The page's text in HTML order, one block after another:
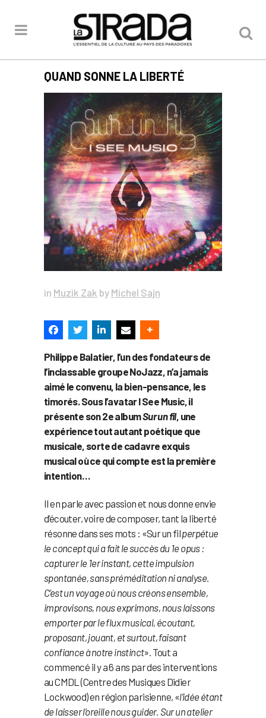
QUAND SONNE LA LIBERTÉ
in Muzik Zak by Michel Sajn
Philippe Balatier, l’un des fondateurs de
l’inclassable groupe NoJazz, n’a jamais
aimé le convenu, la bien-pensance, les
timorés. Sous l’avatar I See Music, il
présente son 2e albumSur un fil, une
expérience tout autant poétique que
musicale, sorte de cadavre exquis
musical où ce qui compte est la première
intention…
Il en parle avec passion et nous donne envie
d’écouter, voire de composer, tant la liberté
résonne dans ses mots : «Sur un filperpétue
le concept qui a fait le succès du 1e opus :
capturer le 1er instant, cette impulsion
spontanée, sans préméditation ni analyse.
C’est un voyage où nous créons ensemble,
improvisons, nous exprimons, nous laissons
emporter par le flux musical, écoutant,
proposant, jouant, et surtout, faisant
confiance à notre instinct». Tout a
commencé il y a 6 ans par des interventions
au CMDL (Centre des Musiques Didier
Lockwood) en région parisienne, «l’idée étant
de laisser l’oreille nous guider. Sur un atelier